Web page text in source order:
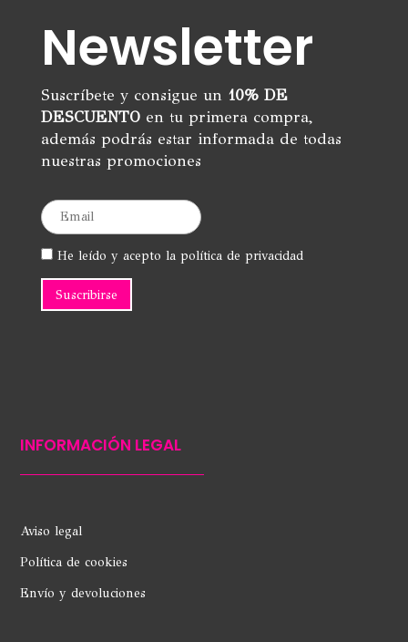
Newsletter
Suscríbete y consigue un 10% DE
DESCUENTOen tu primera compra,
además podrás estar informada de todas
nuestras promociones
He leído y acepto la política de privacidad
INFORMACIÓN LEGAL
Aviso legal
Política de cookies
Envío y devoluciones